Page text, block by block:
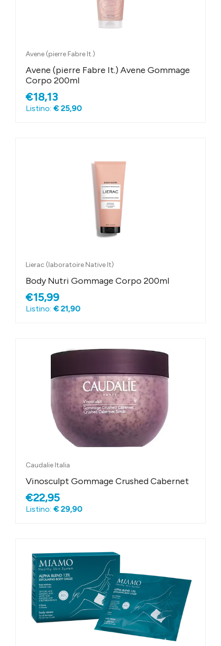
Avene (pierre Fabre It.)
Avene (pierre Fabre It.) Avene Gommage
Corpo 200ml
€18,13
Listino: € 25,90
Lierac (laboratoire Native It)
Body Nutri Gommage Corpo 200ml
€15,99
Listino: € 21,90
Caudalie Italia
Vinosculpt Gommage Crushed Cabernet
€22,95
Listino: € 29,90